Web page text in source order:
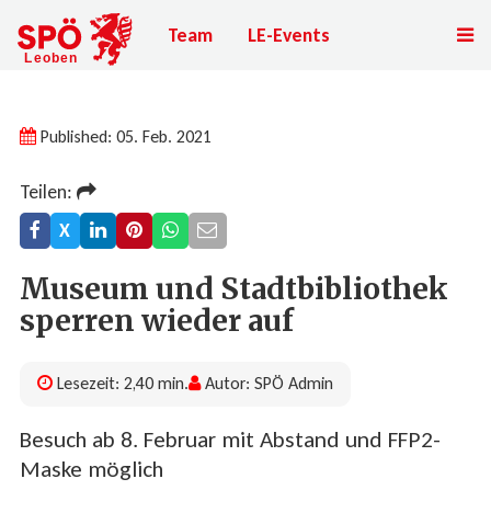
Team LE-Events
Published: 05. Feb. 2021
Teilen:
X
Museum und Stadtbibliothek
sperren wieder auf
Lesezeit: 2,40 min. Autor: SPÖ Admin
Besuch ab 8. Februar mit Abstand und FFP2-
Maske möglich